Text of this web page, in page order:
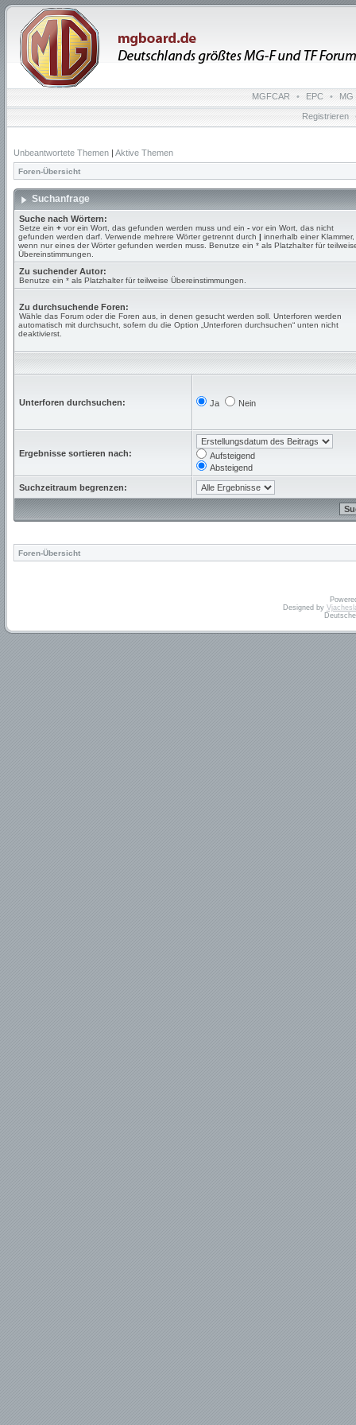
MGFCAR • EPC • MG
Registrieren
Unbeantwortete Themen | Aktive Themen
Foren-Übersicht
Suchanfrage
Suche nach Wörtern:
Setze ein + vor ein Wort, das gefunden werden muss und ein - vor ein Wort, das nicht
gefunden werden darf. Verwende mehrere Wörter getrennt durch | innerhalb einer Klammer,
wenn nur eines der Wörter gefunden werden muss. Benutze ein * als Platzhalter für
Übereinstimmungen.
Zu suchender Autor:
Benutze ein * als Platzhalter für teilweise Übereinstimmungen.
Zu durchsuchende Foren:
Wähle das Forum oder die Foren aus, in denen gesucht werden soll. Unterforen werden
automatisch mit durchsucht, sofern du die Option „Unterforen durchsuchen“ unten nicht
deaktivierst.
Unterforen durchsuchen: Ja Nein
Ergebnisse sortieren nach:
Aufsteigend
Absteigend
Suchzeitraum begrenzen:
Foren-Übersicht
Designed by